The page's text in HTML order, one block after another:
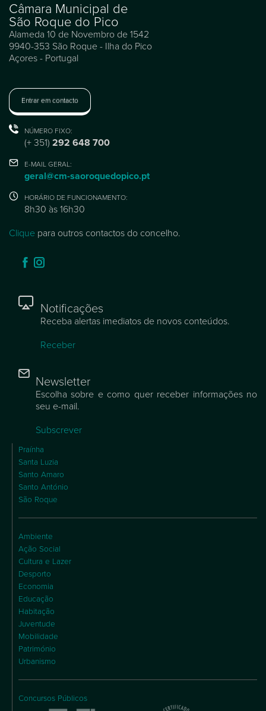
Câmara Municipal de
São Roque do Pico
Alameda 10 de Novembro de 1542
9940-353 São Roque - Ilha do Pico
Açores - Portugal
Entrar em contacto
NÚMERO FIXO:
(+ 351) 292 648 700
E-MAIL GERAL:
geral@cm-saoroquedopico.pt
HORÁRIO DE FUNCIONAMENTO:
8h30 às 16h30
Clique para outros contactos do concelho.
Notificações
Receba alertas imediatos de novos conteúdos.
Receber
Newsletter
Escolha sobre e como quer receber informações no
seu e-mail.
Subscrever
Praínha
Santa Luzia
Santo Amaro
Santo António
São Roque
Ambiente
Ação Social
Cultura e Lazer
Desporto
Economia
Educação
Habitação
Juventude
Mobilidade
Património
Urbanismo
Concursos Públicos